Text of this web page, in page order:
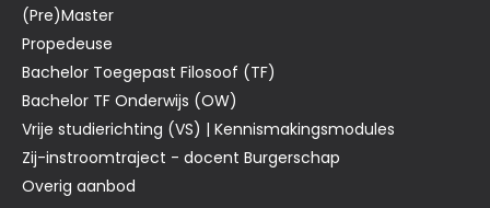
(Pre)Master
Propedeuse
Bachelor Toegepast Filosoof (TF)
Bachelor TF Onderwijs (OW)
Vrije studierichting (VS) | Kennismakingsmodules
Zij-instroomtraject - docent Burgerschap
Overig aanbod